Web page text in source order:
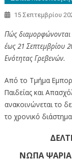
15 Σεπτεμβρίου
Πώς διαμορφώνονται
έως 21 Σεπτεμβρίου
Ενότητας Γρεβενών.
Από το Τμήμα
Παιδείας και
ανακοινώνεται το
το χρονικό
ΝΩΠΑ